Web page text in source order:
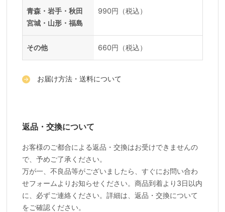
青森・岩手・秋田
宮城・山形・福島
990円（税込）
その他 660円（税込）
お届け方法・送料について
返品・交換について
お客様のご都合による返品・交換はお受けできませんの
で、予めご了承ください。
万が一、不良品等がございましたら、すぐにお問い合わ
せフォームよりお知らせください。商品到着より3日以内
に、必ずご連絡ください。詳細は、返品・交換について
をご確認ください。